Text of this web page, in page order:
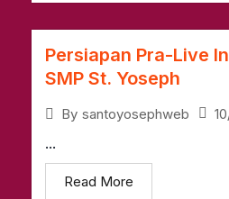
Persiapan Pra-Live
SMP St. Yoseph
By santoyosephweb
...
Read More